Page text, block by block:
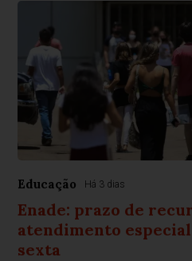
Educação Há 3 dias
Enade: prazo de
atendimento
sexta